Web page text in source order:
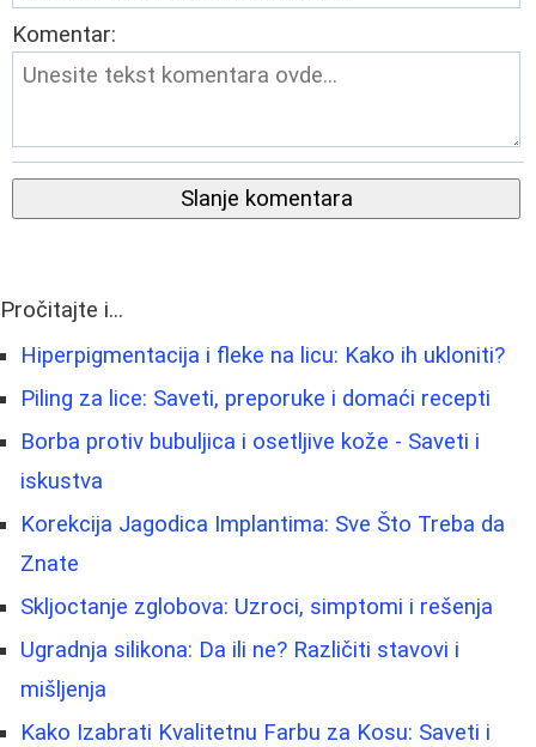
Komentar:
Slanje komentara
Pročitajte i...
Hiperpigmentacija i fleke na licu: Kako ih ukloniti?
Piling za lice: Saveti, preporuke i domaći recepti
Borbа protiv bubuljica i osetljive kože - Saveti i
iskustva
Korekcija Jagodica Implantima: Sve Što Treba da
Znate
Skljoctanje zglobova: Uzroci, simptomi i rešenja
Ugradnja silikona: Da ili ne? Različiti stavovi i
mišljenja
Kako Izabrati Kvalitetnu Farbu za Kosu: Saveti i